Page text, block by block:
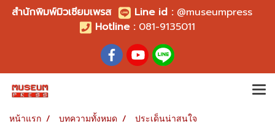
สำนักพิมพ์มิวเซียมเพรส Line id : @museumpress
Hotline :081-9135011
หน้าแรก บทความทั้งหมด
ประเด็นน่าสนใจ